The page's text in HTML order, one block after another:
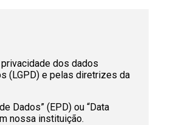
dos dados
(LGPD) e pelas diretrizes da
Dados” (EPD) ou “Data
nossa instituição.